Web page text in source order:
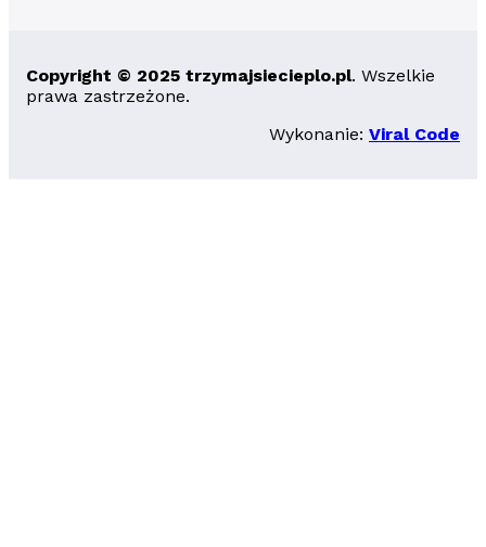
Copyright © 2025 trzymajsiecieplo.pl. Wszelkie
prawa zastrzeżone.
Wykonanie: Viral Code